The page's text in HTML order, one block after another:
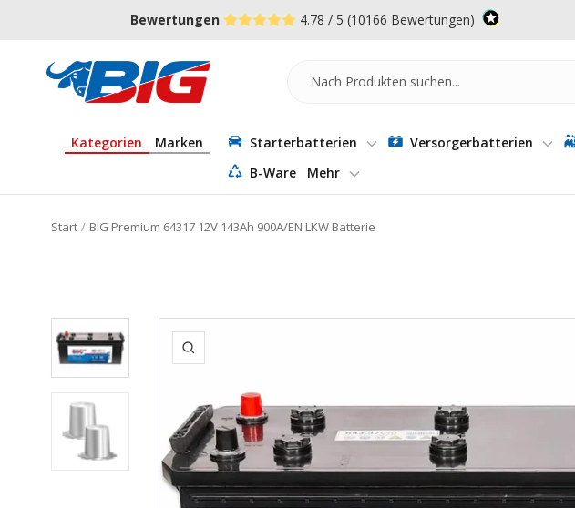
Zum Menü springen
Fußzeile springen
Barrierefreiheits-Widget öffnen
Bewertungen 4.78 / 5 (10166 Bewertungen)
Batterie-
Industrie-
Kategorien Marken Starterbatterien Versorgerbatterien
B-Ware
Mehr
Start BIG Premium 64317 12V 143Ah 900A/EN LKW Batterie
Zoom